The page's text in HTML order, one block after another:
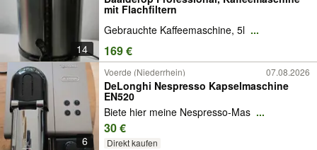
14
mit Flachfiltern
Gebrauchte Kaffeemaschine, 5l ...
169 €
6
Voerde (Niederrhein) 07.08.2026
DeLonghi Nespresso Kapselmaschine
EN520
Biete hier meine Nespresso-Mas ...
30 €
Direkt kaufen